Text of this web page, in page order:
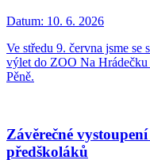
Datum: 10. 6. 2026
Ve středu 9. června jsme
výlet do ZOO Na
Pěně.
Závěrečné
předškoláků